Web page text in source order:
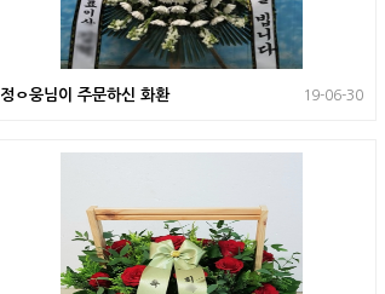
정ㅇ웅님이 주문하신 화환 19-06-30